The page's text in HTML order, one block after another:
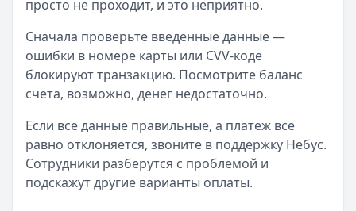
просто не проходит, и это неприятно.
Сначала проверьте введенные данные —
ошибки в номере карты или CVV-коде
блокируют транзакцию. Посмотрите баланс
счета, возможно, денег недостаточно.
Если все данные правильные, а платеж все
равно отклоняется, звоните в поддержку Небус.
Сотрудники разберутся с проблемой и
подскажут другие варианты оплаты.